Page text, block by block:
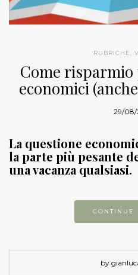
RUBRICHE,
Come
economici
29/08/
La questione
la parte più pesante
una vacanza qualsiasi.
CONTINUE
by